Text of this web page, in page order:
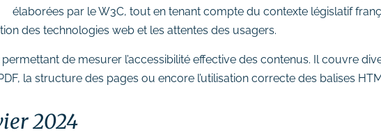
élaborées par le W3C, tout en tenant compte du contexte législatif
des technologies web et les attentes des usagers.
permettant de mesurer l’accessibilité effective des contenus. Il couvre
la structure des pages ou encore l’utilisation correcte des balises
2024